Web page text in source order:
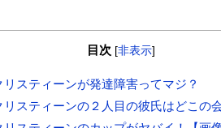
目次 [非表示]
リスティーンが発達障害ってマジ？
リスティーンの２人目の彼氏はどこの